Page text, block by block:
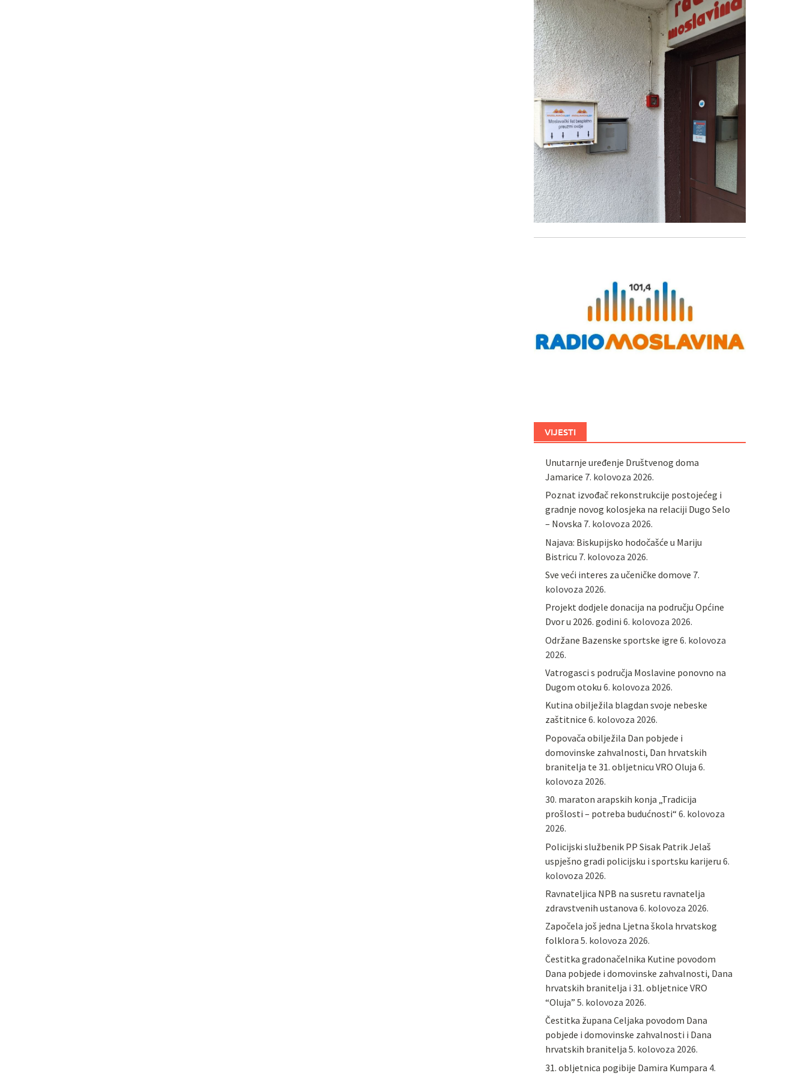
VIJESTI
Unutarnje uređenje Društvenog doma
Jamarice 7. kolovoza 2026.
Poznat izvođač rekonstrukcije postojećeg i
gradnje novog kolosjeka na relaciji Dugo Selo
– Novska 7. kolovoza 2026.
Najava: Biskupijsko hodočašće u Mariju
Bistricu 7. kolovoza 2026.
Sve veći interes za učeničke domove 7.
kolovoza 2026.
Projekt dodjele donacija na području Općine
Dvor u 2026. godini 6. kolovoza 2026.
Održane Bazenske sportske igre 6. kolovoza
2026.
Vatrogasci s područja Moslavine ponovno na
Dugom otoku 6. kolovoza 2026.
Kutina obilježila blagdan svoje nebeske
zaštitnice 6. kolovoza 2026.
Popovača obilježila Dan pobjede i
domovinske zahvalnosti, Dan hrvatskih
branitelja te 31. obljetnicu VRO Oluja 6.
kolovoza 2026.
30. maraton arapskih konja „Tradicija
prošlosti – potreba budućnosti“ 6. kolovoza
2026.
Policijski službenik PP Sisak Patrik Jelaš
uspješno gradi policijsku i sportsku karijeru 6.
kolovoza 2026.
Ravnateljica NPB na susretu ravnatelja
zdravstvenih ustanova 6. kolovoza 2026.
Započela još jedna Ljetna škola hrvatskog
folklora 5. kolovoza 2026.
Čestitka gradonačelnika Kutine povodom
Dana pobjede i domovinske zahvalnosti, Dana
hrvatskih branitelja i 31. obljetnice VRO
“Oluja” 5. kolovoza 2026.
Čestitka župana Celjaka povodom Dana
pobjede i domovinske zahvalnosti i Dana
hrvatskih branitelja 5. kolovoza 2026.
31. obljetnica pogibije Damira Kumpara 4.